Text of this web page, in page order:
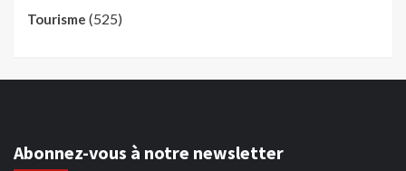
Tourisme (525)
Abonnez-vous à notre newsletter